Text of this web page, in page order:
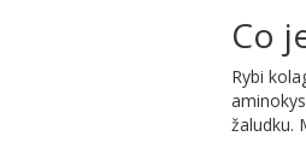
Co
Rybi
žaludku.